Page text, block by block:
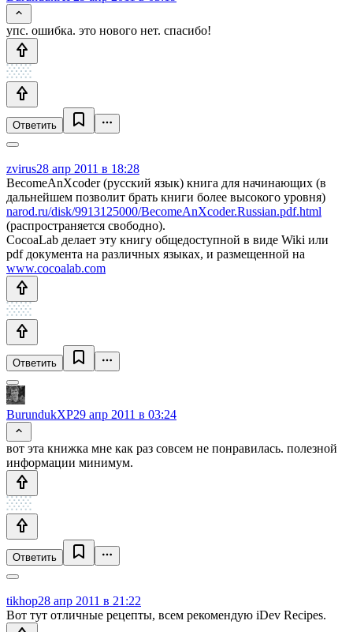
упс. ошибка. это нового нет. спасибо!
Ответить
zvirus28 апр 2011 в 18:28
BecomeAnXcoder (русский язык) книга для начинающих (в
дальнейшем позволит брать книги более высокого уровня)
narod.ru/disk/9913125000/BecomeAnXcoder.Russian.pdf.html
(распространяется свободно).
CocoaLab делает эту книгу общедоступной в виде Wiki или
pdf документа на различных языках, и размещенной на
www.cocoalab.com
Ответить
BurundukXP29 апр 2011 в 03:24
вот эта книжка мне как раз совсем не понравилась. полезной
информации минимум.
Ответить
tikhop28 апр 2011 в 21:22
Вот тут отличные рецепты, всем рекомендую iDev Recipes.